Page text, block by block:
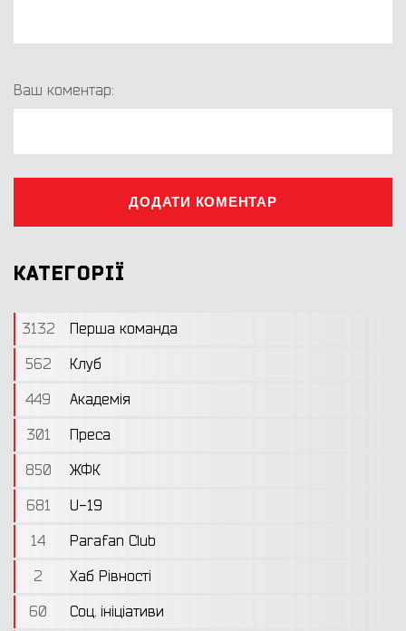
Ваш коментар:
ДОДАТИ КОМЕНТАР
КАТЕГОРІЇ
3132
Перша команда
562
Клуб
449
Академія
301
Преса
850
ЖФК
681
U-19
14
Parafan Club
2
Хаб Рівності
60
Соц. ініціативи